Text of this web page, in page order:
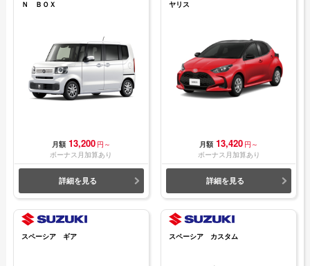
Ｎ ＢＯＸ
月額 13,200 円～
ボーナス月加算あり
詳細を見る
ヤリス
月額 13,420 円～
ボーナス月加算あり
詳細を見る
スペーシア ギア スペーシア カスタム